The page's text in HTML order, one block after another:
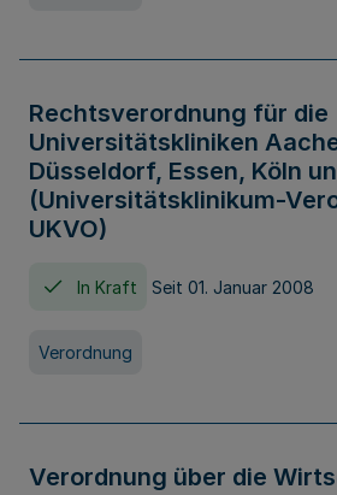
Rechtsverordnung für die
Universitätskliniken
Düsseldorf, Essen, Köln
(Universitätsklinikum-
UKVO)
In Kraft Seit 01. Januar 2008
Verordnung
Verordnung über die